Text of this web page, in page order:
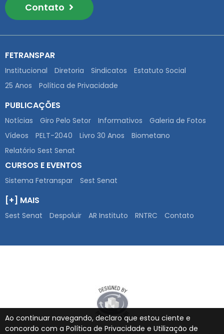
Contato
FETRANSPAR
Institucional Diretoria Sindicatos
Estatuto Social
25 Anos
Política de Privacidade
PUBLICAÇÕES
Notícias Giro Pelo Setor Informativos
Galeria de Fotos
Vídeos
PELT-2040 Livro 30 Anos
Biometano
Relatório Sest Senat
CURSOS E EVENTOS
Sistema Fetranspar Sest Senat
[+] MAIS
Sest Senat Despoluir AR Instituto RNTRC Contato
Ao continuar navegando, declaro que estou ciente e
concordo com a Política de Privacidade e Utilização de